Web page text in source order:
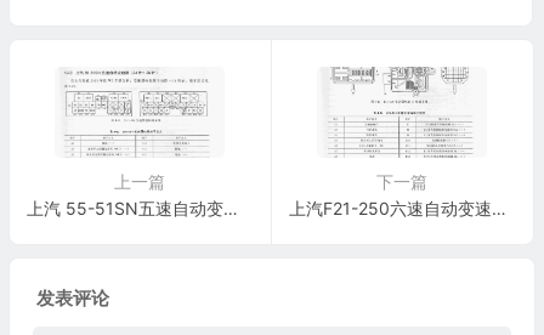
上一篇
上汽 55-51SN五速自动变速器(24针+26针)端子
下一篇
上汽F21-250六速自动变速器(16针+33针)端子
发表评论